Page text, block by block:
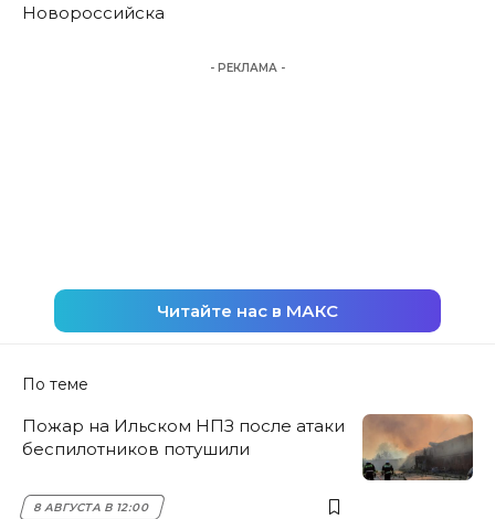
Новороссийска
- РЕКЛАМА -
Читайте нас в МАКС
По теме
Пожар на Ильском НПЗ после атаки
беспилотников потушили
8 АВГУСТА В 12:00